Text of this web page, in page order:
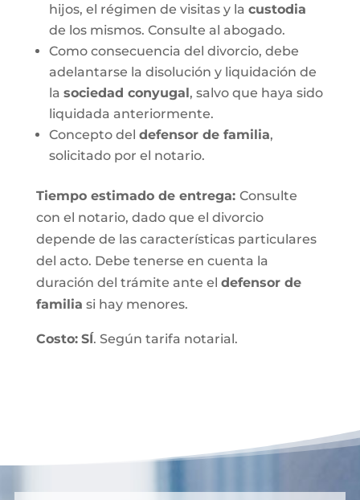
hijos, el régimen de visitas y la custodia
de los mismos. Consulte al abogado.
Como consecuencia del divorcio, debe
adelantarse la disolución y liquidación de
la sociedad conyugal, salvo que haya sido
liquidada anteriormente.
Concepto del defensor de familia,
solicitado por el notario.
Tiempo estimado de entrega: Consulte
con el notario, dado que el divorcio
depende de las características particulares
del acto. Debe tenerse en cuenta la
duración del trámite ante el defensor de
familia si hay menores.
Costo: SÍ. Según tarifa notarial.